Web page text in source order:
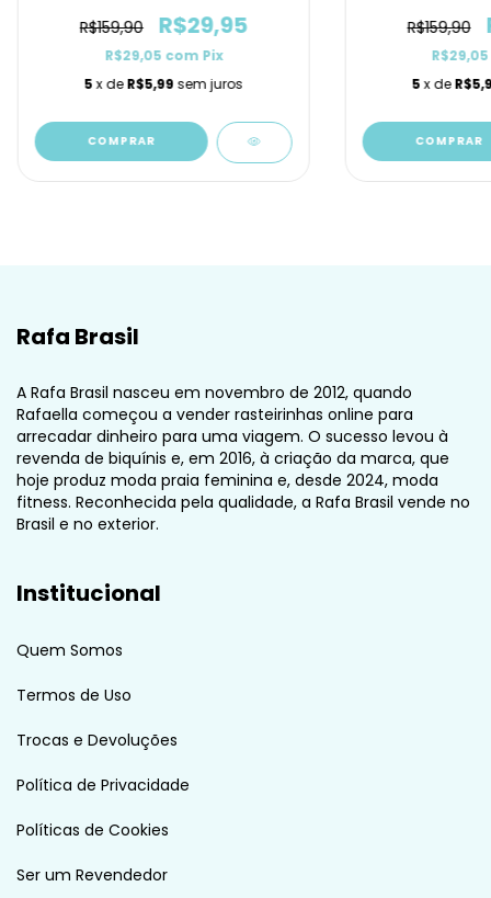
R$159,90 R$29,95
R$29,05 com Pix
5 x deR$5,99 sem juros
COMPRAR
R$159,90
R$29,05
5 x de
COMPRAR
Rafa Brasil
A Rafa Brasil nasceu em novembro de 2012, quando
Rafaella começou a vender rasteirinhas online para
arrecadar dinheiro para uma viagem. O sucesso levou à
revenda de biquínis e, em 2016, à criação da marca, que
hoje produz moda praia feminina e, desde 2024, moda
fitness. Reconhecida pela qualidade, a Rafa Brasil vende no
Brasil e no exterior.
Institucional
Quem Somos
Termos de Uso
Trocas e Devoluções
Política de Privacidade
Políticas de Cookies
Ser um Revendedor